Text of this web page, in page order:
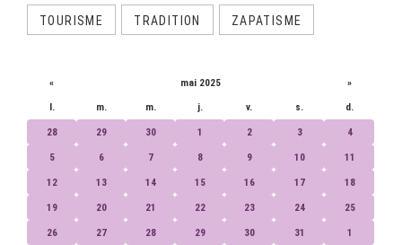
TOURISME TRADITION ZAPATISME
« mai 2025 »
l. m. m. j. v. s. d.
28 29 30 1 2 3 4
5 6 7 8 9 10 11
12 13 14 15 16 17 18
19 20 21 22 23 24 25
26 27 28 29 30 31 1